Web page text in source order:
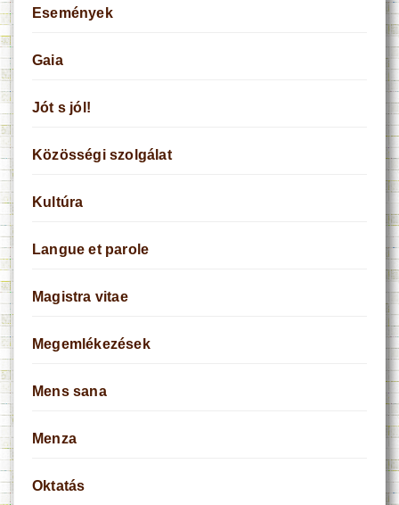
Események
Gaia
Jót s jól!
Közösségi szolgálat
Kultúra
Langue et parole
Magistra vitae
Megemlékezések
Mens sana
Menza
Oktatás